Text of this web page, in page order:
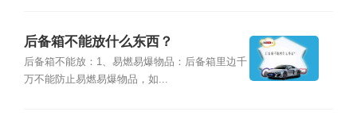
后备箱不能放什么东西？
后备箱不能放：1、易燃易爆物品：后备箱里边千
万不能防止易燃易爆物品，如...